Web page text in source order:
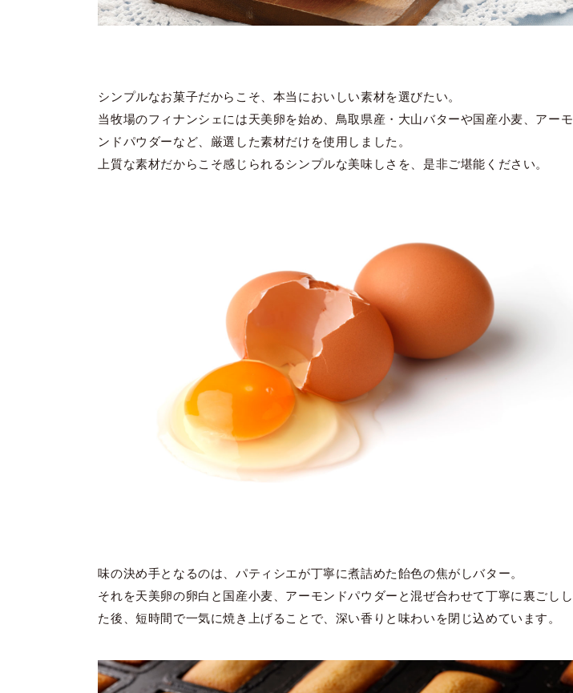
シンプルなお菓子だからこそ、本当においしい素材を選びたい。
当牧場のフィナンシェには天美卵を始め、鳥取県産・大山バターや国産小麦、アーモ
ンドパウダーなど、厳選した素材だけを使用しました。
上質な素材だからこそ感じられるシンプルな美味しさを、是非ご堪能ください。
味の決め手となるのは、パティシエが丁寧に煮詰めた飴色の焦がしバター。
それを天美卵の卵白と国産小麦、アーモンドパウダーと混ぜ合わせて丁寧に裏ごしし
た後、短時間で一気に焼き上げることで、深い香りと味わいを閉じ込めています。